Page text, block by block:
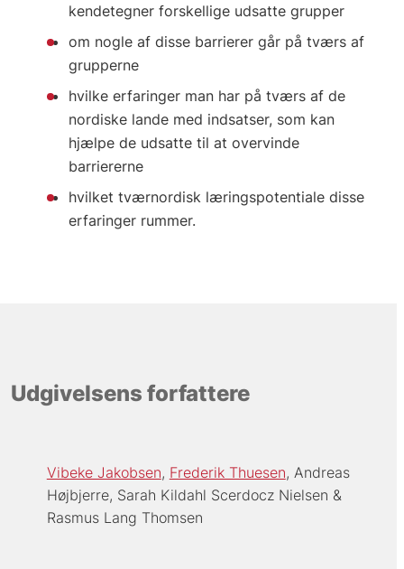
kendetegner forskellige udsatte grupper
om nogle af disse barrierer går på tværs af
grupperne
hvilke erfaringer man har på tværs af de
nordiske lande med indsatser, som kan
hjælpe de udsatte til at overvinde
barriererne
hvilket tværnordisk læringspotentiale disse
erfaringer rummer.
Udgivelsens forfattere
Vibeke Jakobsen Frederik Thuesen Andreas
Højbjerre Sarah Kildahl Scerdocz Nielsen
Rasmus Lang Thomsen